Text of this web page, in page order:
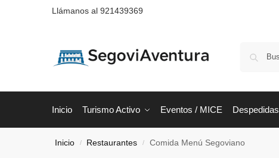
Llámanos al 921439369
Inicio Turismo Activo Eventos / MICE Despedidas
Inicio / Restaurantes / Comida Menú Segoviano